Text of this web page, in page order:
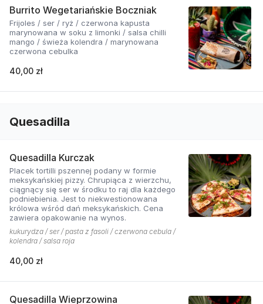
Burrito Wegetariańskie Boczniak
Frijoles / ser / ryż / czerwona kapusta
marynowana w soku z limonki / salsa chilli
mango / świeża kolendra / marynowana
czerwona cebulka
40,00 zł
Quesadilla
Quesadilla Kurczak
Placek tortilli pszennej podany w formie
meksykańskiej pizzy. Chrupiąca z wierzchu,
ciągnący się ser w środku to raj dla każdego
podniebienia. Jest to niekwestionowana
królowa wśród dań meksykańskich. Cena
zawiera opakowanie na wynos.
kukurydza / ser / pasta z fasoli / czerwona cebula /
kolendra / salsa roja
40,00 zł
Quesadilla Wieprzowina